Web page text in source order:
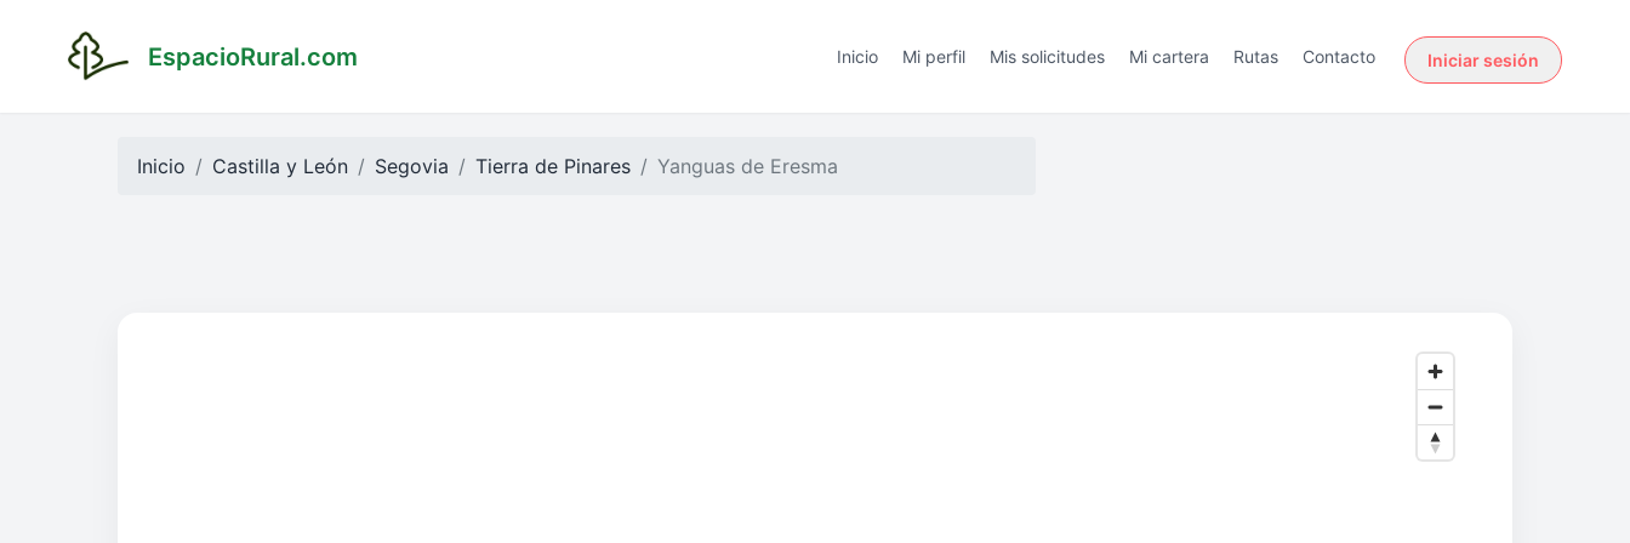
EspacioRural.com Inicio Mi perfil Mis solicitudes Mi cartera Rutas Contacto Iniciar sesión
Inicio Castilla y León Segovia Tierra de Pinares Yanguas de Eresma